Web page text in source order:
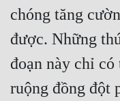
chóng tăng
được. Những
đoạn này chỉ
ruộng đồng đột